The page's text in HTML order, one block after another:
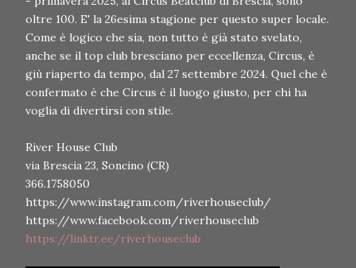
oltre 100. E' la 26esima stagione per questo super locale.
Come è logico che sia, non tutto è già stato svelato,
anche se il top club bresciano per eccellenza, Circus, è
giù riaperto da tempo, dal 27 settembre 2024. Quel che è
confermato è che Circus è il luogo giusto, per chi ha
voglia di divertirsi con stile.
River House Club
via Brescia 23, Soncino (CR)
366.1758050
https://www.instagram.com/riverhouseclub/
https://www.facebook.com/riverhouseclub
https://linktr.ee/riverhouseclub